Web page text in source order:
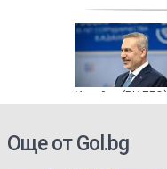
Украйна (ВИДЕО)
Още от Gol.bg